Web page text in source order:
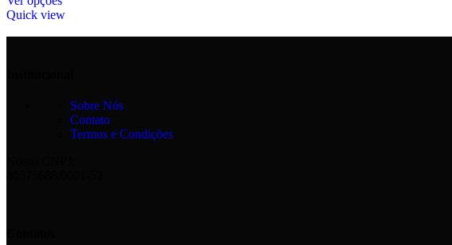
Quick view
Sobre Nós
Contato
Termos e Condições